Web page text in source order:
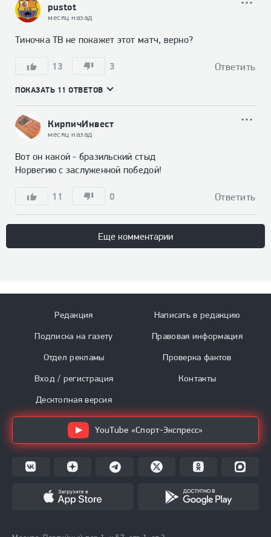
pustot
месяц назад
Тиночка ТВ не покажет этот матч, верно?
13 3 Ответить
ПОКАЗАТЬ 11 ОТВЕТОВ
КирпичИнвест
месяц назад
Вот он какой - бразильский стыд
Норвегию с заслуженной победой!
11 0 Ответить
Еще комментарии
Редакция
Подписка на газету
Отдел рекламы
Вход / регистрация
Десктопная версия
Написать в редакцию
Правовая информация
Проверка фактов
Контакты
YouTube «Спорт-Экспресс»